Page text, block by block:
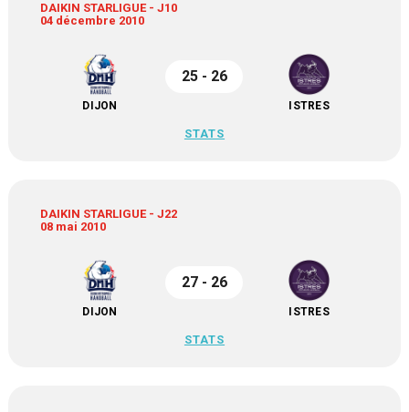
DAIKIN STARLIGUE - J10
04 décembre 2010
DIJON
25 - 26
ISTRES
STATS
DAIKIN STARLIGUE - J22
08 mai 2010
DIJON
27 - 26
ISTRES
STATS